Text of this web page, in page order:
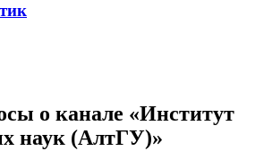
о канале «Институт
наук (АлтГУ)»